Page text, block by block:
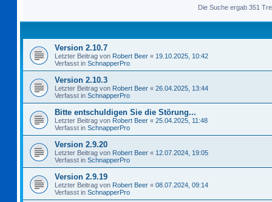
Die Suche ergab 351
Version 2.10.7
Letzter Beitrag von Robert Beer « 19.10.2025, 10:42
Verfasst in SchnapperPro
Version 2.10.3
Letzter Beitrag von Robert Beer « 26.04.2025, 13:44
Verfasst in SchnapperPro
Bitte entschuldigen Sie die Störung...
Letzter Beitrag von Robert Beer « 25.04.2025, 11:48
Verfasst in SchnapperPro
Version 2.9.20
Letzter Beitrag von Robert Beer « 12.07.2024, 19:05
Verfasst in SchnapperPro
Version 2.9.19
Letzter Beitrag von Robert Beer « 08.07.2024, 09:14
Verfasst in SchnapperPro